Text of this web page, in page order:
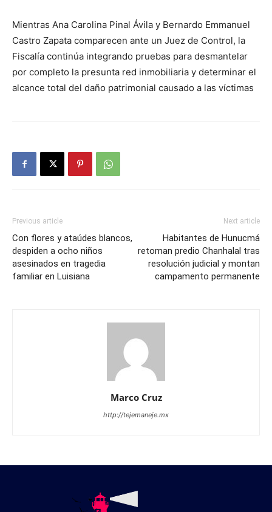
Mientras Ana Carolina Pinal Ávila y Bernardo Emmanuel
Castro Zapata comparecen ante un Juez de Control, la
Fiscalía continúa integrando pruebas para desmantelar
por completo la presunta red inmobiliaria y determinar el
alcance total del daño patrimonial causado a las víctimas
Previous article
Con flores y ataúdes blancos,
despiden a ocho niños
asesinados en tragedia
familiar en Luisiana
Next article
Habitantes de Hunucmá
retoman predio Chanhalal tras
resolución judicial y montan
campamento permanente
Marco Cruz
http://tejemaneje.mx